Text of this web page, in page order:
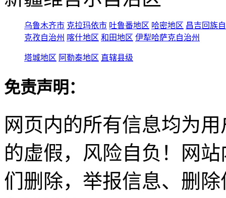
乌鲁木齐市 克拉玛依市 吐鲁番地区 哈密地区 昌吉回族
克孜自治州 喀什地区 和田地区 伊犁哈萨克自治州
塔城地区 阿勒泰地区 直辖县级
免责声明：
网页内的所有信息均为
的虚假，风险自负！网
们删除，举报信息、删